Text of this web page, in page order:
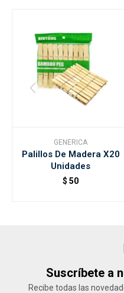
GENERICA
Palillos De Madera X20
Unidades
$ 50
Suscríbete a
Recibe todas las